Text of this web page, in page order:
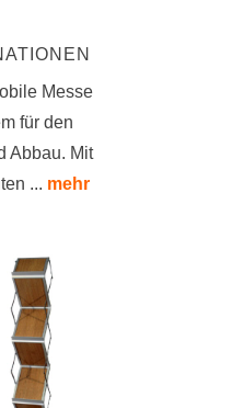
Messe
für den
Abbau. Mit
... mehr